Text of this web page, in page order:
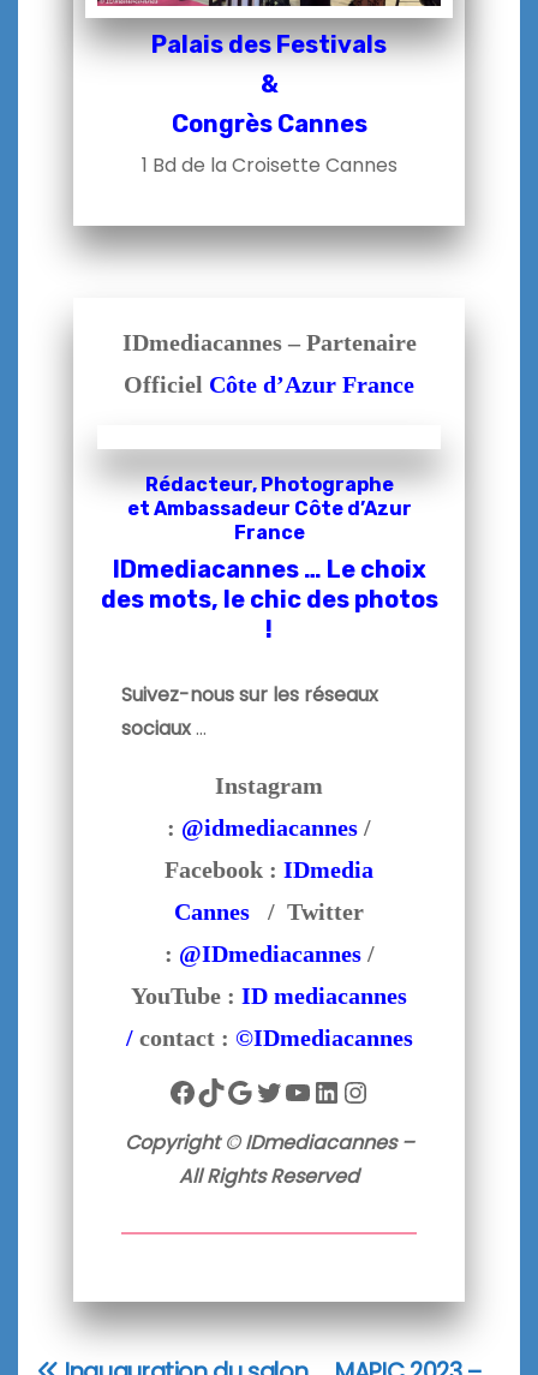
Palais des Festivals
&
Congrès Cannes
1 Bd de la Croisette Cannes
IDmediacannes – Partenaire
Officiel Côte d’Azur France
Rédacteur, Photographe
et Ambassadeur Côte d’Azur
France
IDmediacannes … Le choix
des mots, le chic des photos
!
Suivez-nous sur les réseaux
sociaux…
Instagram
: @idmediacannes /
Facebook : IDmedia
Cannes / Twitter
: @IDmediacannes/
YouTube : ID mediacannes
/ contact : ©IDmediacannes
Facebook
TikTok
Google
Twitter
YouTube
LinkedIn
Instagram
Copyright © IDmediacannes –
All Rights Reserved